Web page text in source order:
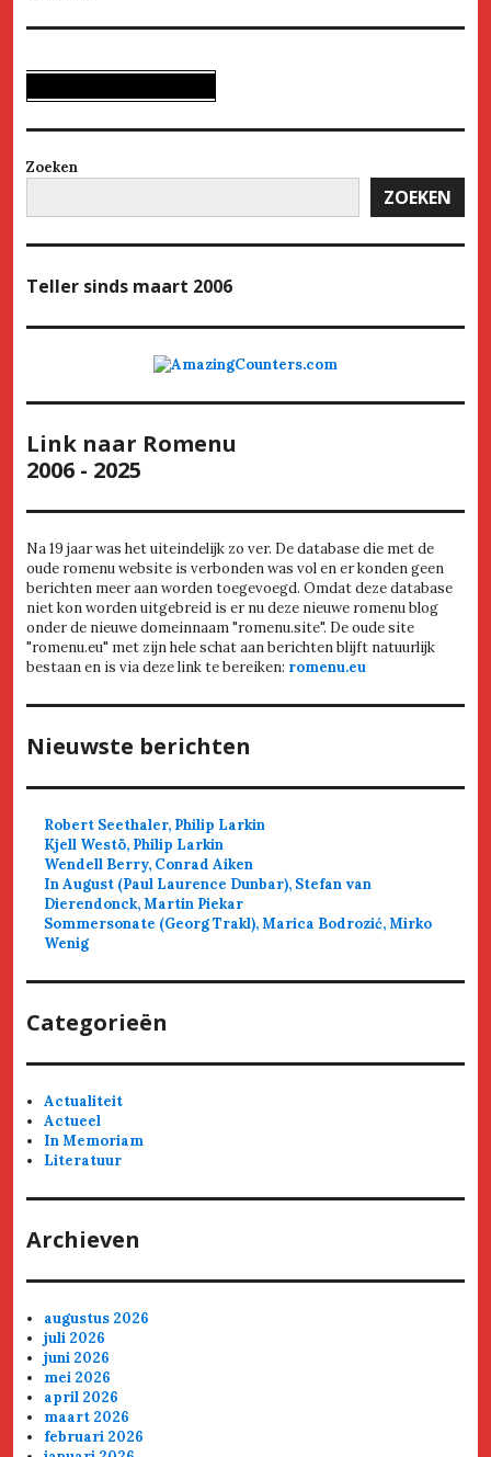
Zoeken
ZOEKEN
Teller sinds maart 2006
Link naar Romenu
2006 - 2025
Na 19 jaar was het uiteindelijk zo ver. De database die met de
oude romenu website is verbonden was vol en er konden geen
berichten meer aan worden toegevoegd. Omdat deze database
niet kon worden uitgebreid is er nu deze nieuwe romenu blog
onder de nieuwe domeinnaam "romenu.site". De oude site
"romenu.eu" met zijn hele schat aan berichten blijft natuurlijk
bestaan en is via deze link te bereiken: romenu.eu
Nieuwste berichten
Robert Seethaler, Philip Larkin
Kjell Westö, Philip Larkin
Wendell Berry, Conrad Aiken
In August (Paul Laurence Dunbar), Stefan van
Dierendonck, Martin Piekar
Sommersonate (Georg Trakl), Marica Bodrozić, Mirko
Wenig
Categorieën
Actualiteit
Actueel
In Memoriam
Literatuur
Archieven
augustus 2026
juli 2026
juni 2026
mei 2026
april 2026
maart 2026
februari 2026